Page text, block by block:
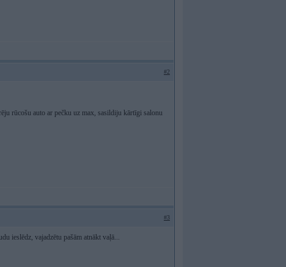
#2
rūcošu auto ar pečku uz max, sasildiju kārtīgi salonu
#3
ieslēdz, vajadzētu pašām atnākt vaļā...